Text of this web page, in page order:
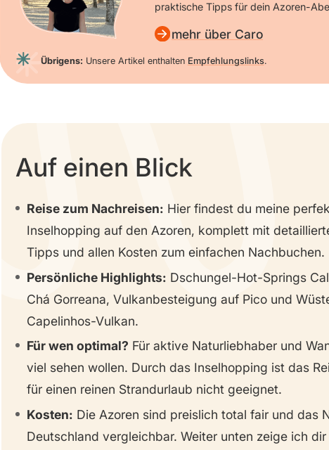
praktische Tipps für dein Azoren-
mehr über Caro
Übrigens: Unsere Artikel enthalten Empfehlungslinks.
Auf einen Blick
Reise zum Nachreisen: Hier findest du meine
Inselhopping auf den Azoren, komplett mit
Tipps und allen Kosten zum einfachen Nachbuchen.
Persönliche Highlights: Dschungel-Hot-Springs
Chá Gorreana, Vulkanbesteigung auf Pico und
Capelinhos-Vulkan.
Für wen optimal? Für aktive Naturliebhaber und
viel sehen wollen. Durch das Inselhopping ist das
für einen reinen Strandurlaub nicht geeignet.
Kosten: Die Azoren sind preislich total fair und das
Deutschland vergleichbar. Weiter unten zeige ich